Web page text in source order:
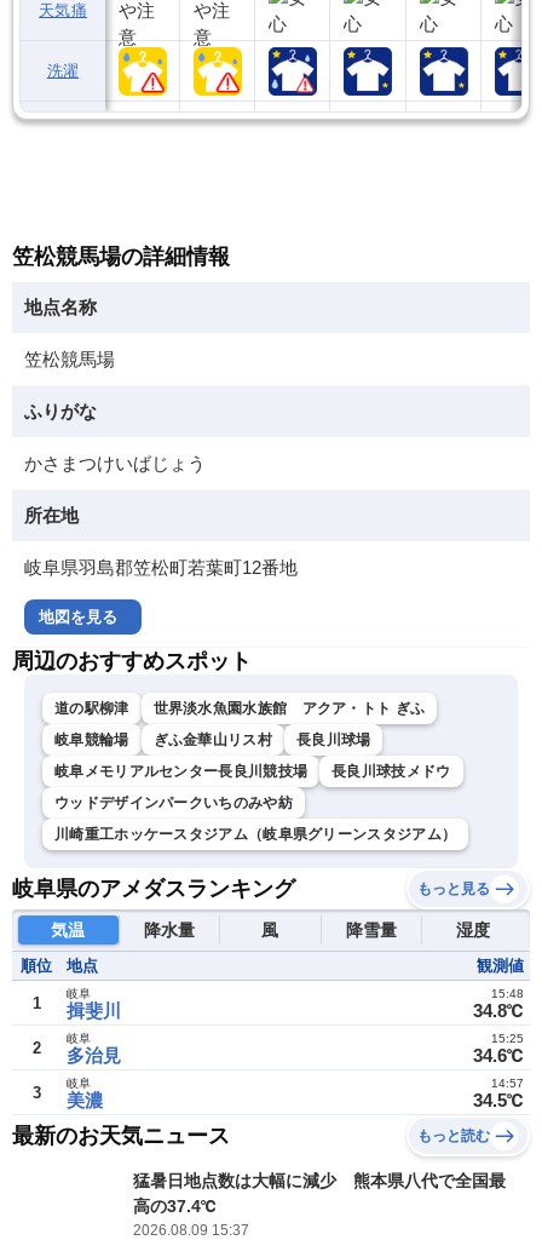
天気痛
洗濯
笠松競馬場の詳細情報
地点名称
笠松競馬場
ふりがな
かさまつけいばじょう
所在地
岐阜県羽島郡笠松町若葉町12番地
地図を見る
周辺のおすすめスポット
道の駅柳津
世界淡水魚園水族館 アクア・トト ぎふ
岐阜競輪場
ぎふ金華山リス村
長良川球場
岐阜メモリアルセンター長良川競技場
長良川球技メドウ
ウッドデザインパークいちのみや紡
川崎重工ホッケースタジアム（岐阜県グリーンスタジアム）
岐阜県のアメダスランキング もっと見る
気温 降水量 風 降雪量 湿度
順位 地点 観測値
1 揖斐川
岐阜
34.8℃
15:48
2 多治見
岐阜
34.6℃
15:25
3 美濃
岐阜
34.5℃
14:57
最新のお天気ニュース もっと読む
猛暑日地点数は大幅に減少 熊本県八代で全国最
高の37.4℃
2026.08.09 15:37